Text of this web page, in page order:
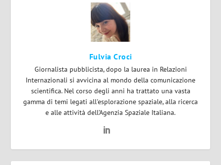
Fulvia Croci
Giornalista pubblicista, dopo la laurea in Relazioni
Internazionali si avvicina al mondo della comunicazione
scientifica. Nel corso degli anni ha trattato una vasta
gamma di temi legati all'esplorazione spaziale, alla ricerca
e alle attività dell’Agenzia Spaziale Italiana.